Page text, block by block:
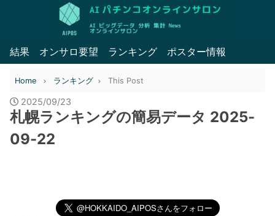
結果 オンサロ要望 ランキング ポスター情報
Home ランキング This Post
2025/09/23
札幌ランキングの簡易データ 2025-
09-22